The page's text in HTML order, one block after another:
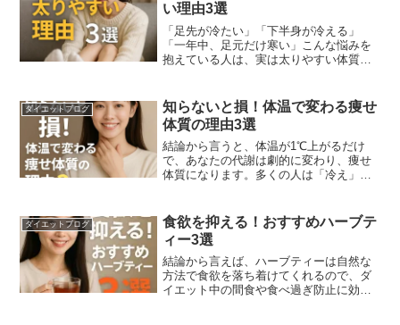
い理由3選
「足先が冷たい」「下半身が冷える」
「一年中、足元だけ寒い」こんな悩みを
抱えている人は、実は太りやすい体質に
イン」「脂肪をためこみやすいサイン」
でもあります。この記事では、足先が冷
える人が太りやすい3つの理由 を初心者
にもわかりやすく解説します。
ダイエットブログ
知らないと損！体温で変わる痩せ
体質の理由3選
結論から言うと、体温が1℃上がるだけ
で、あなたの代謝は劇的に変わり、痩せ
体質になります。多くの人は「冷え」を
ため「冷え」は 痩せにくいサイン です。
この記事では「知らないと損！体温で変
わる痩せ体質の理由3選」をわかりやすく
お届けします。
ダイエットブログ
食欲を抑える！おすすめハーブテ
ィー3選
結論から言えば、ハーブティーは自然な
方法で食欲を落ち着けてくれるので、ダ
イエット中の間食や食べ過ぎ防止に効果